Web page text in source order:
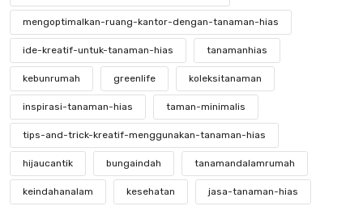
mengoptimalkan-ruang-kantor-dengan-tanaman-hias
ide-kreatif-untuk-tanaman-hias tanamanhias
kebunrumah greenlife koleksitanaman
inspirasi-tanaman-hias taman-minimalis
tips-and-trick-kreatif-menggunakan-tanaman-hias
hijaucantik bungaindah tanamandalamrumah
keindahanalam kesehatan jasa-tanaman-hias